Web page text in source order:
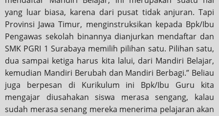
yang luar biasa, karena dari pusat tidak anjuran. Tapi
Provinsi Jawa Timur, menginstruksikan kepada Bpk/Ibu
Pengawas sekolah binannya dianjurkan mendaftar dan
SMK PGRI 1 Surabaya memilih pilihan satu. Pilihan satu,
dua sampai ketiga harus kita lalui, dari Mandiri Belajar,
kemudian Mandiri Berubah dan Mandiri Berbagi.” Beliau
juga berpesan di Kurikulum ini Bpk/Ibu Guru kita
mengajar diusahakan siswa merasa sengang, kalau
sudah merasa senang mereka menerima pelajaran akan